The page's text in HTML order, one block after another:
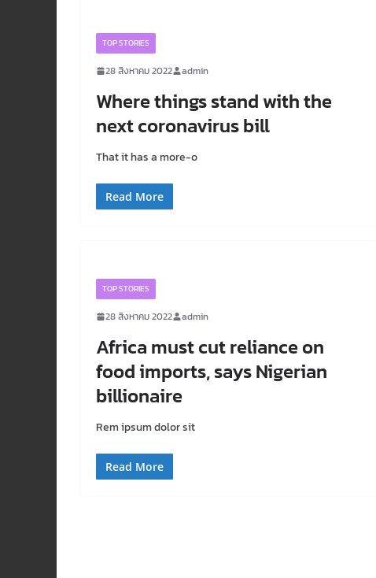
TOP STORIES
28 สิงหาคม 2022 admin
Where things stand with the
next coronavirus bill
That it has a more-o
Read More
TOP STORIES
28 สิงหาคม 2022 admin
Africa must cut reliance on
food imports, says Nigerian
billionaire
Rem ipsum dolor sit
Read More